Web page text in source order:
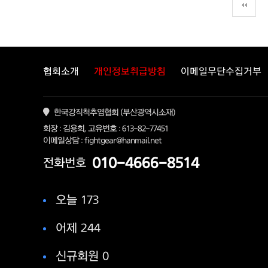
다음
협회소개 개인정보취급방침 이메일무단수집거부
한국강직척추염협회 (부산광역시소재)
회장 : 김용희, 고유번호 : 613-82-77451
이메일상담 : fightgear@hanmail.net
전화번호 010-4666-8514
오늘 173
어제 244
신규회원 0